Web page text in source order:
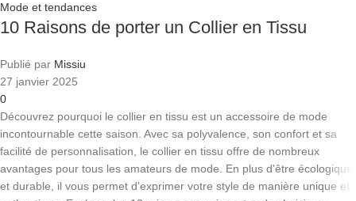
Mode et tendances
10 Raisons de porter un Collier en Tissu
Publié par Missiu
27 janvier 2025
0
Découvrez pourquoi le collier en tissu est un accessoire de mode
incontournable cette saison. Avec sa polyvalence, son confort et sa
facilité de personnalisation, le collier en tissu offre de nombreux
avantages pour tous les amateurs de mode. En plus d'être écologique
et durable, il vous permet d'exprimer votre style de manière unique et